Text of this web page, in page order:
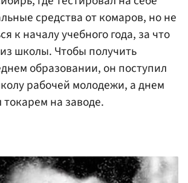
средства от комаров, но не
к началу учебного года, за что
школы. Чтобы получить
образовании, он поступил
рабочей молодежи, а днем
на заводе.